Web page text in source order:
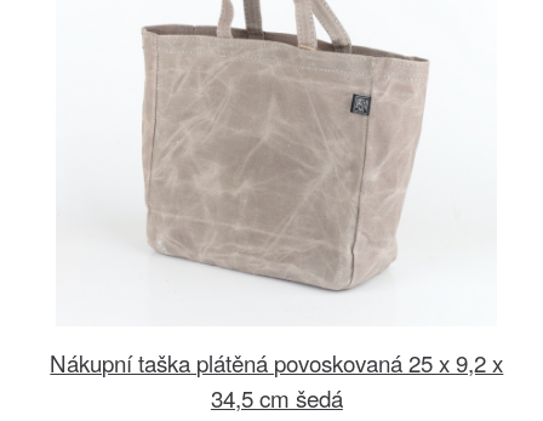
Nákupní taška plátěná povoskovaná 25 x 9,2 x
34,5 cm šedá